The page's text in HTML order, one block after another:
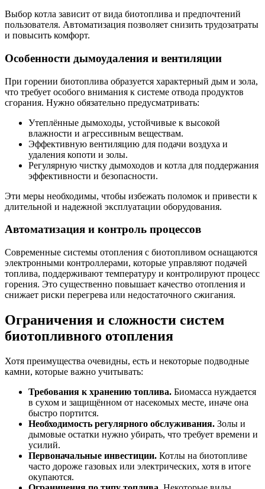
Выбор котла зависит от вида биотоплива и предпочтений
пользователя. Автоматизация позволяет снизить трудозатраты
и повысить комфорт.
Особенности дымоудаления и вентиляции
При горении биотоплива образуется характерный дым и зола,
что требует особого внимания к системе отвода продуктов
сгорания. Нужно обязательно предусматривать:
Утеплённые дымоходы, устойчивые к высокой
влажности и агрессивным веществам.
Эффективную вентиляцию для подачи воздуха и
удаления копоти и золы.
Регулярную чистку дымоходов и котла для поддержания
эффективности и безопасности.
Эти меры необходимы, чтобы избежать поломок и привести к
длительной и надежной эксплуатации оборудования.
Автоматизация и контроль процессов
Современные системы отопления с биотопливом оснащаются
электронными контроллерами, которые управляют подачей
топлива, поддерживают температуру и контролируют процесс
горения. Это существенно повышает качество отопления и
снижает риски перегрева или недостаточного сжигания.
Ограничения и сложности систем
биотопливного отопления
Хотя преимущества очевидны, есть и некоторые подводные
камни, которые важно учитывать:
Требования к хранению топлива. Биомасса нуждается
в сухом и защищённом от насекомых месте, иначе она
быстро портится.
Необходимость регулярного обслуживания. Золы и
дымовые остатки нужно убирать, что требует времени и
усилий.
Первоначальные инвестиции. Котлы на биотопливе
часто дороже газовых или электрических, хотя в итоге
окупаются.